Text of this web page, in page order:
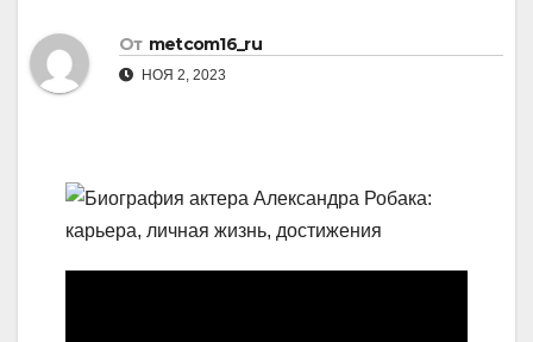
От metcom16_ru
НОЯ 2, 2023